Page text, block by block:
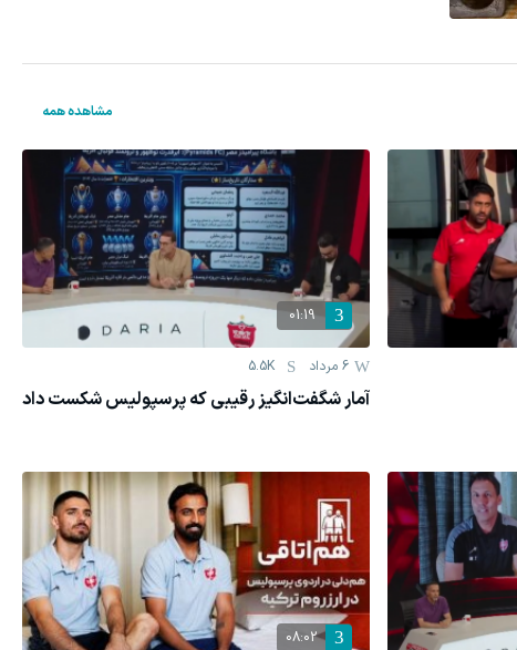
مشاهده همه
01:19
6 مرداد 5.5K
آمار شگفت‌انگیز رقیبی که پرسپولیس شکست داد
08:02